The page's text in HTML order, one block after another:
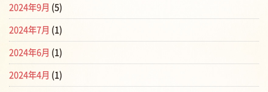
2024年9月 (5)
2024年7月 (1)
2024年6月 (1)
2024年4月 (1)